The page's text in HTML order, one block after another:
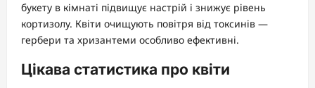
букету в кімнаті підвищує настрій і знижує рівень
кортизолу. Квіти очищують повітря від токсинів —
гербери та хризантеми особливо ефективні.
Цікава статистика про квіти